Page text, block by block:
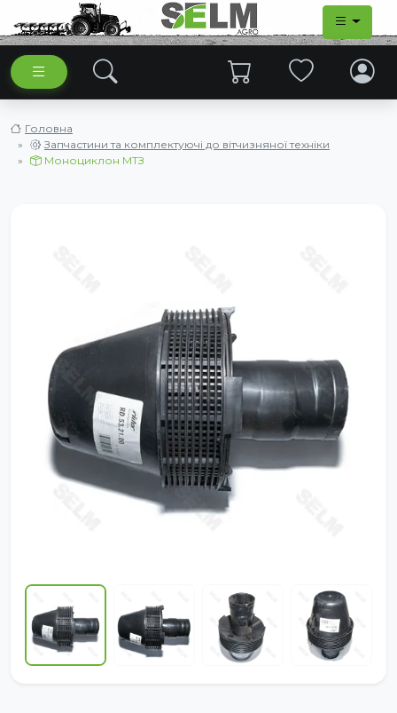
Головна
Запчастини та комплектуючі до вітчизняної техніки
Моноциклон МТЗ